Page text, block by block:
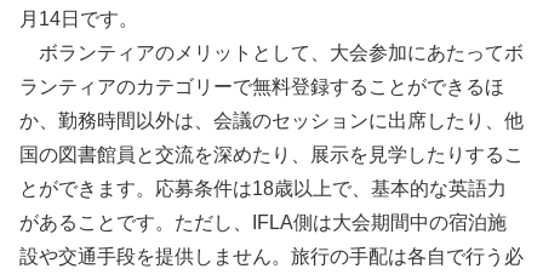
月14日です。
ボランティアのメリットとして、大会参加にあたってボ
ランティアのカテゴリーで無料登録することができるほ
か、勤務時間以外は、会議のセッションに出席したり、他
国の図書館員と交流を深めたり、展示を見学したりするこ
とができます。応募条件は18歳以上で、基本的な英語力
があることです。ただし、IFLA側は大会期間中の宿泊施
設や交通手段を提供しません。旅行の手配は各自で行う必